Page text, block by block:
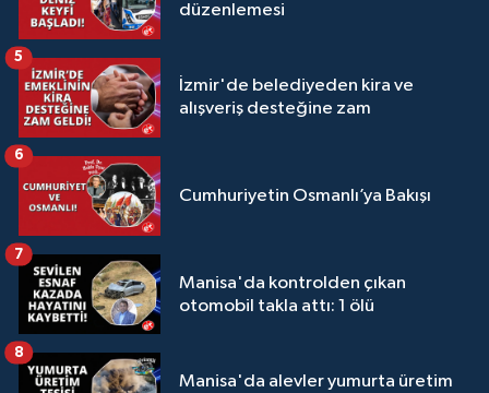
düzenlemesi
İzmir'de belediyeden kira ve
alışveriş desteğine zam
5
Cumhuriyetin Osmanlı’ya Bakışı
6
Manisa'da kontrolden çıkan
otomobil takla attı: 1 ölü
7
Manisa'da alevler yumurta üretim
8